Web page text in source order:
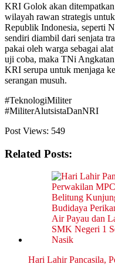
KRI Golok akan
wilayah rawan strategis
Republik Indonesia, seperti
sendiri diambil dari senjata
pakai oleh warga sebagai
uji coba, maka TNi
KRI serupa untuk menjaga
serangan musuh.
#TeknologiMiliter
#MiliterAlutsistaDanNRI
Post Views: 549
Related Posts:
Hari Lahir Pancasila,